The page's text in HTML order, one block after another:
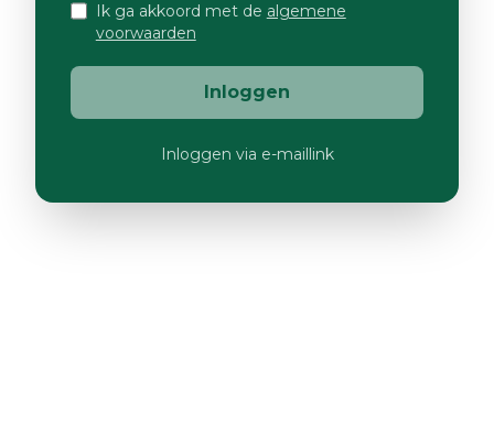
Ik ga akkoord met de algemene
voorwaarden
Inloggen
Inloggen via e-maillink